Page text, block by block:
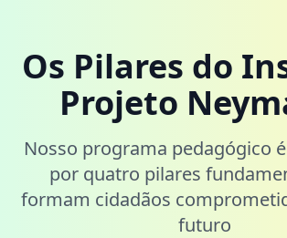
Os Pilares do
Projeto
Nosso programa pedagógico
por quatro pilares
formam cidadãos
futuro